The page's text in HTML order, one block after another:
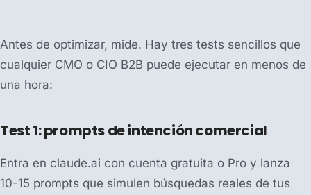
Antes de optimizar, mide. Hay tres tests sencillos que
cualquier CMO o CIO B2B puede ejecutar en menos de
una hora:
Test 1: prompts de intención comercial
Entra en claude.ai con cuenta gratuita o Pro y lanza
10-15 prompts que simulen búsquedas reales de tus